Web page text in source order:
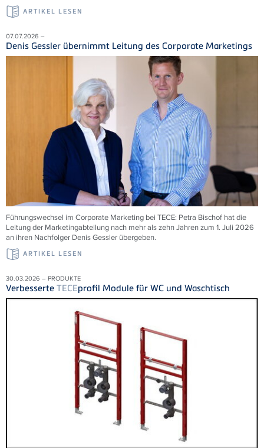
ARTIKEL LESEN
07.07.2026 –
Denis Gessler übernimmt Leitung des Corporate Marketings
Führungswechsel im Corporate Marketing bei TECE: Petra Bischof hat die
Leitung der Marketingabteilung nach mehr als zehn Jahren zum 1. Juli 2026
an ihren Nachfolger Denis Gessler übergeben.
ARTIKEL LESEN
30.03.2026 – PRODUKTE
Verbesserte TECEprofil Module für WC und Waschtisch